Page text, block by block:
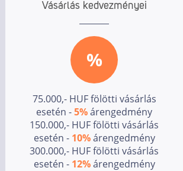
Vásárlás kedvezményei
%
75.000,- HUF fölötti vásárlás
esetén -5%árengedmény
150.000,- HUF fölötti vásárlás
esetén - 10%árengedmény
300.000,- HUF fölötti vásárlás
esetén - 12%árengedmény